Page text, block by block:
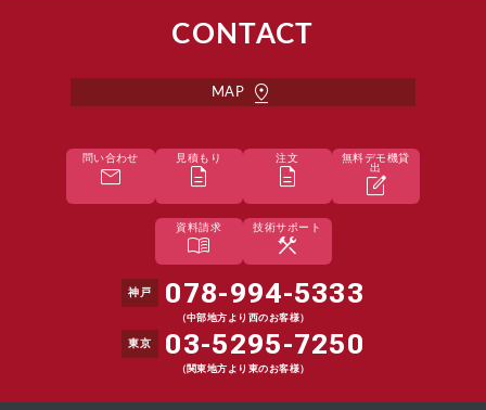
CONTACT
MAP pin_drop
問い合わせ
mail
見積もり
description
注文
description
無料デモ機貸
出
edit_square
資料請求
menu_book
技術サポート
construction
神戸 078-994-5333
（中部地方より西のお客様）
東京 03-5295-7250
（関東地方より東のお客様）